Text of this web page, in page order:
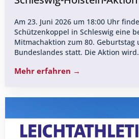
Am 23. Juni 2026 um 18:00 Uhr
Schützenkoppel in Schleswig eine
Mitmachaktion zum 80. Geburtstag
Bundeslandes statt. Die Aktion
Mehr erfahren →